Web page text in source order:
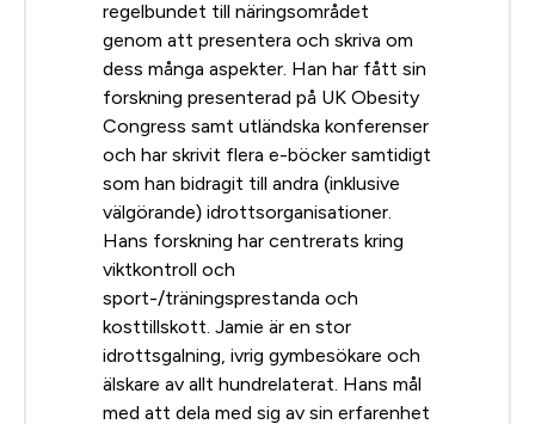
regelbundet till näringsområdet
genom att presentera och skriva om
dess många aspekter. Han har fått sin
forskning presenterad på UK Obesity
Congress samt utländska konferenser
och har skrivit flera e-böcker samtidigt
som han bidragit till andra (inklusive
välgörande) idrottsorganisationer.
Hans forskning har centrerats kring
viktkontroll och
sport-/träningsprestanda och
kosttillskott. Jamie är en stor
idrottsgalning, ivrig gymbesökare och
älskare av allt hundrelaterat. Hans mål
med att dela med sig av sin erfarenhet